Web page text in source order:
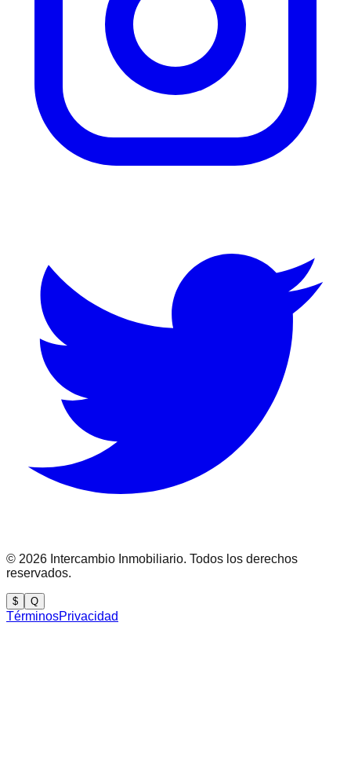
© 2026 Intercambio Inmobiliario. Todos los derechos
reservados.
$ Q
TérminosPrivacidad